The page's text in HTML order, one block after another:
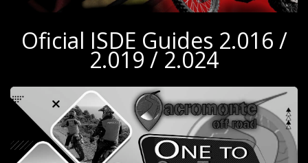
Oficial ISDE Guides 2.016 /
2.019 / 2.024